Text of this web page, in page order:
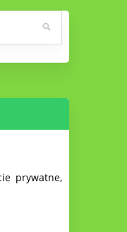
prywatne,